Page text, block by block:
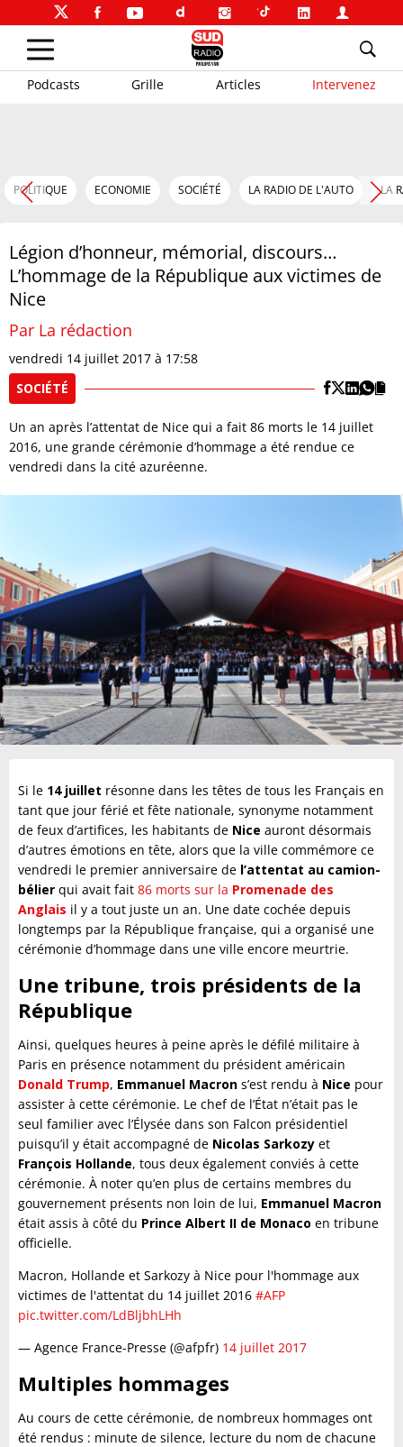
Podcasts Grille Articles Intervenez
POLITIQUE ECONOMIE SOCIÉTÉ LA RADIO DE L'AUTO LA
Légion d’honneur, mémorial, discours…
L’hommage de la République aux victimes de
Nice
Par La rédaction
vendredi 14 juillet 2017 à 17:58
SOCIÉTÉ
Un an après l’attentat de Nice qui a fait 86 morts le 14 juillet
2016, une grande cérémonie d’hommage a été rendue ce
vendredi dans la cité azuréenne.
Si le 14 juillet résonne dans les têtes de tous les Français en
tant que jour férié et fête nationale, synonyme notamment
de feux d’artifices, les habitants de Nice auront désormais
d’autres émotions en tête, alors que la ville commémore ce
vendredi le premier anniversaire de l’attentat au camion-
bélier qui avait fait 86 morts sur la Promenade des
Anglais il y a tout juste un an. Une date cochée depuis
longtemps par la République française, qui a organisé une
cérémonie d’hommage dans une ville encore meurtrie.
Une tribune, trois présidents de la
République
Ainsi, quelques heures à peine après le défilé militaire à
Paris en présence notamment du président américain
Donald Trump, Emmanuel Macron s’est rendu à Nice pour
assister à cette cérémonie. Le chef de l’État n’était pas le
seul familier avec l’Élysée dans son Falcon présidentiel
puisqu’il y était accompagné de Nicolas Sarkozy et
François Hollande, tous deux également conviés à cette
cérémonie. À noter qu’en plus de certains membres du
gouvernement présents non loin de lui, Emmanuel Macron
était assis à côté du Prince Albert II de Monaco en tribune
officielle.
Macron, Hollande et Sarkozy à Nice pour l'hommage aux
victimes de l'attentat du 14 juillet 2016 #AFP
pic.twitter.com/LdBljbhLHh
— Agence France-Presse (@afpfr) 14 juillet 2017
Multiples hommages
Au cours de cette cérémonie, de nombreux hommages ont
été rendus : minute de silence, lecture du nom de chacune